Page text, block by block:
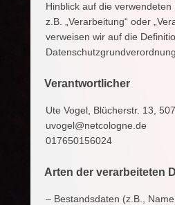
.
M
a
0
8
b
y
t
Hinblick auf die verwendeten
z.B. „Verarbeitung“ oder
verweisen wir auf die
Verantwortlicher
Ute Vogel, Blücherstr. 13,
uvogel@netcologne.de
017650156024
Arten der verarbeiteten
– Bestandsdaten (z.B.,